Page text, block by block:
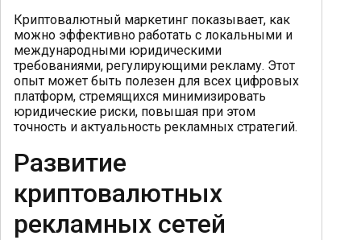
Криптовалютный маркетинг показывает, как
можно эффективно работать с локальными и
международными юридическими
требованиями, регулирующими рекламу. Этот
опыт может быть полезен для всех цифровых
платформ, стремящихся минимизировать
юридические риски, повышая при этом
точность и актуальность рекламных стратегий.
Развитие
криптовалютных
рекламных сетей